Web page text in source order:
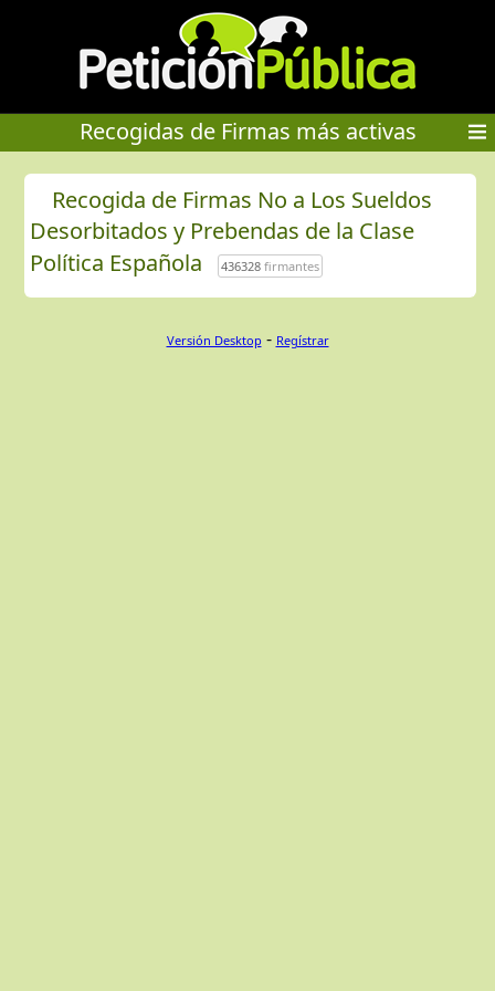
Recogidas de Firmas más activas
Recogida de Firmas No a Los Sueldos
Desorbitados y Prebendas de la Clase
Política Española
436328firmantes
Versión Desktop - Regístrar